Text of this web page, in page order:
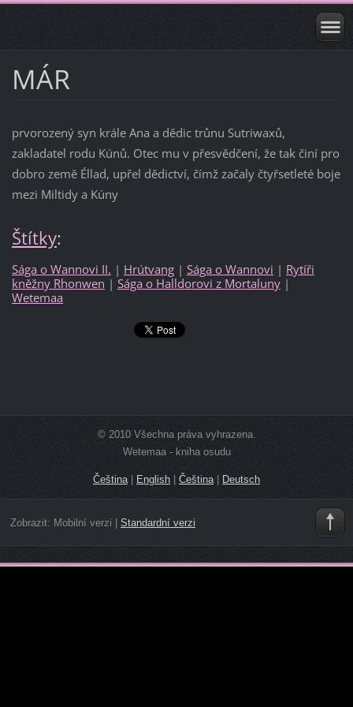
MÁR
prvorozený syn krále Ana a dědic trůnu Sutriwaxů,
zakladatel rodu Kúnů. Otec mu v přesvědčení, že tak činí pro
dobro země Éllad, upřel dědictví, čímž začaly čtyřsetleté boje
mezi Miltidy a Kúny
Štítky:
Sága o Wannovi II. | Hrútvang | Sága o Wannovi | Rytíři
kněžny Rhonwen | Sága o Halldorovi z Mortaluny |
Wetemaa
© 2010 Všechna práva vyhrazena.
Wetemaa - kniha osudu
Čeština English |Čeština Deutsch
Zobrazit: Mobilní verzi Standardní verzi